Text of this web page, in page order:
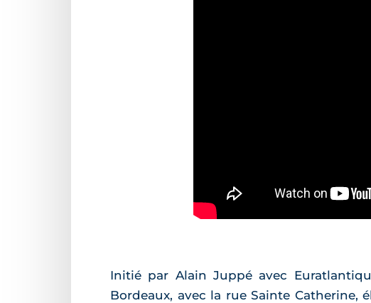
Initié par Alain Juppé avec
Bordeaux, avec la rue Sainte